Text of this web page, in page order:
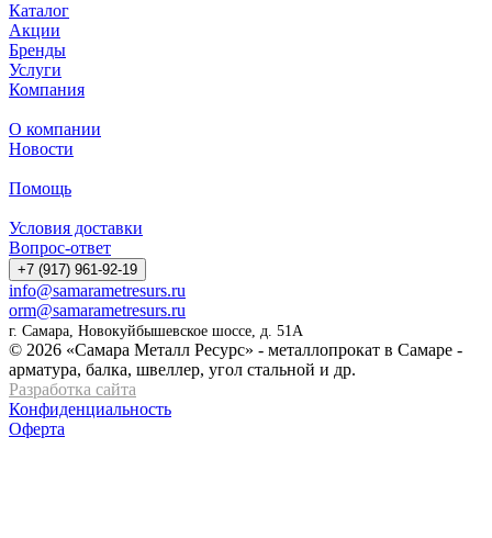
Каталог
Акции
Бренды
Услуги
Компания
О компании
Новости
Помощь
Условия доставки
Вопрос-ответ
+7 (917) 961-92-19
info@samarametresurs.ru
orm@samarametresurs.ru
г. Самара, Новокуйбышевское шоссе, д. 51А
© 2026 «Самара Металл Ресурс» - металлопрокат в Самаре -
арматура, балка, швеллер, угол стальной и др.
Разработка сайта
Конфиденциальность
Оферта